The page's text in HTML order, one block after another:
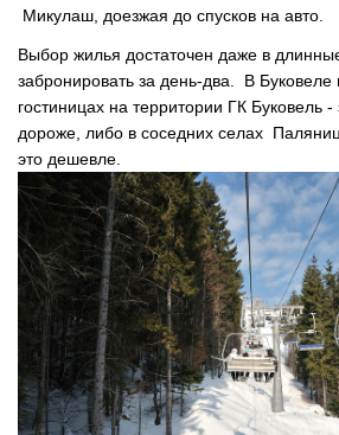
Микулаш, доезжая до спусков на авто.
Выбор жилья достаточен даже в
забронировать за день-два. В
гостиницах на территории ГК Буковель
дороже, либо в соседних селах
это дешевле.